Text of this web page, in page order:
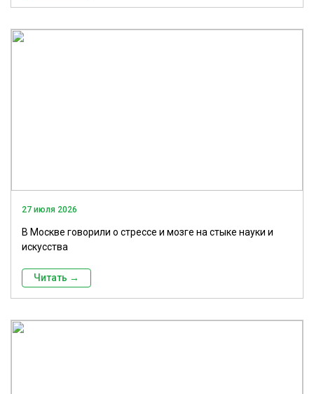
27 июля 2026
В Москве говорили о стрессе и мозге на стыке науки и
искусства
Читать →